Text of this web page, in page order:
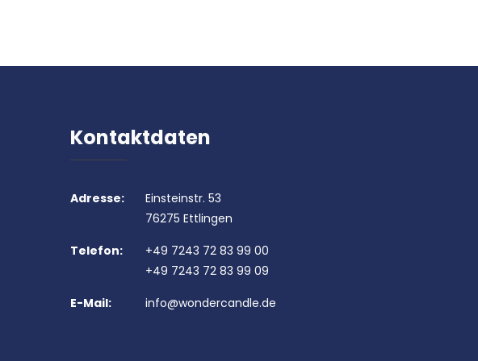
Kontaktdaten
Adresse:
Einsteinstr. 53
76275 Ettlingen
Telefon:
+49 7243 72 83 99 00
+49 7243 72 83 99 09
E-Mail:
info@wondercandle.de